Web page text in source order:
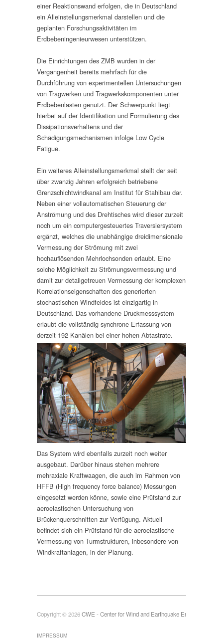
einer Reaktionswand erfolgen, die in Deutschland
ein Alleinstellungsmerkmal darstellen und die
geplanten Forschungsaktivitäten im
Erdbebeningenieurwesen unterstützen.
Die Einrichtungen des ZMB wurden in der
Vergangenheit bereits mehrfach für die
Durchführung von experimentellen Untersuchungen
von Tragwerken und Tragwerkskomponenten unter
Erdbebenlasten genutzt. Der Schwerpunkt liegt
hierbei auf der Identifikation und Formulierung des
Dissipationsverhaltens und der
Schädigungsmechanismen infolge Low Cycle
Fatigue.
Ein weiteres Alleinstellungsmerkmal stellt der seit
über zwanzig Jahren erfolgreich betriebene
Grenzschichtwindkanal am Institut für Stahlbau dar.
Neben einer vollautomatischen Steuerung der
Anströmung und des Drehtisches wird dieser zurzeit
noch um ein computergesteuertes Traversiersystem
ergänzt, welches die unabhängige dreidimensionale
Vermessung der Strömung mit zwei
hochauflösenden Mehrlochsonden erlaubt. Eine
solche Möglichkeit zu Strömungsvermessung und
damit zur detailgetreuen Vermessung der komplexen
Korrelationseigenschaften des generierten
stochastischen Windfeldes ist einzigartig in
Deutschland. Das vorhandene Druckmesssystem
erlaubt die vollständig synchrone Erfassung von
derzeit 192 Kanälen bei einer hohen Abtastrate.
Das System wird ebenfalls zurzeit noch weiter
ausgebaut. Darüber hinaus stehen mehrere
mehraxiale Kraftwaagen, die auch im Rahmen von
HFFB (High frequency force balance) Messungen
eingesetzt werden könne, sowie eine Prüfstand zur
aeroelastischen Untersuchung von
Brückenquerschnitten zur Verfügung. Aktuell
befindet sich ein Prüfstand für die aeroelastische
Vermessung von Turmstrukturen, inbesondere von
Windkraftanlagen, in der Planung.
Copyright © 2026CWE - Center for Wind and Earthquake Engineering
IMPRESSUM